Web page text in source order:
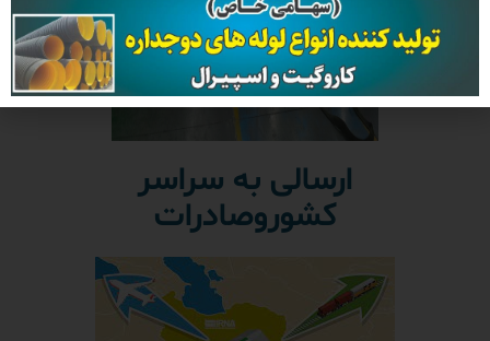
ارسالی به سراسر
کشوروصادرات